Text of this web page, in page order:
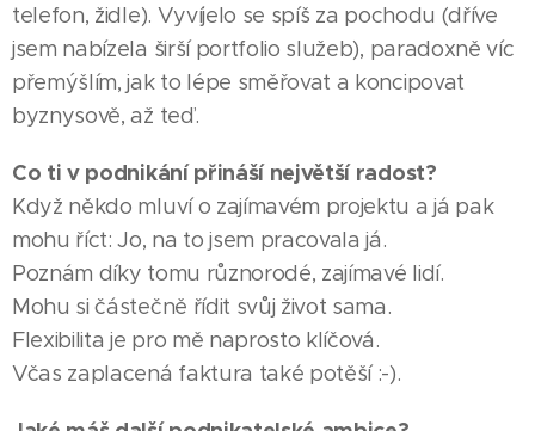
telefon, židle). Vyvíjelo se spíš za pochodu (dříve
jsem nabízela širší portfolio služeb), paradoxně víc
přemýšlím, jak to lépe směřovat a koncipovat
byznysově, až teď.
Co ti v podnikání přináší největší radost?
Když někdo mluví o zajímavém projektu a já pak
mohu říct: Jo, na to jsem pracovala já.
Poznám díky tomu různorodé, zajímavé lidí.
Mohu si částečně řídit svůj život sama.
Flexibilita je pro mě naprosto klíčová.
Včas zaplacená faktura také potěší :-).